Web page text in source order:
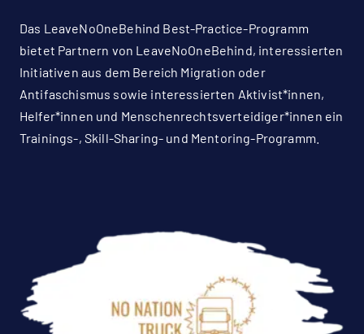
Das LeaveNoOneBehind Best-Practice-Programm
bietet Partnern von LeaveNoOneBehind, interessierten
Initiativen aus dem Bereich Migration oder
Antifaschismus sowie interessierten Aktivist*innen,
Helfer*innen und Menschenrechtsverteidiger*innen ein
Trainings-, Skill-Sharing- und Mentoring-Programm.